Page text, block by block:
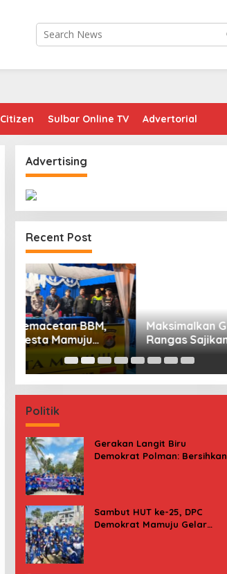
Citizen Sulbar Online TV Advertorial
Advertising
Recent Post
Maksimalkan Gizi Anak, SPPG
Rangas Sajikan Menu Daging Sapi
untuk 2.798 Penerima
Politik
Gerakan Langit Biru
Demokrat Polman: Bersihkan
Sambut HUT ke-25, DPC
Demokrat Mamuju Gelar